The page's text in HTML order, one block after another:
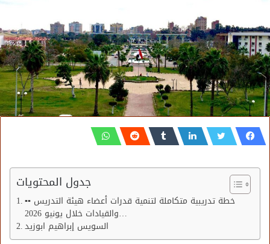
جدول المحتويات
▪︎▪︎ خطة تدريبية متكاملة لتنمية قدرات أعضاء هيئة التدريس
والقيادات خلال يونيو 2026…
السويس إبراهيم ابوزيد